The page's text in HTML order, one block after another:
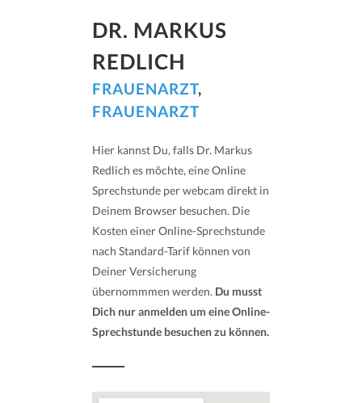
DR. MARKUS
REDLICH
FRAUENARZT,
FRAUENARZT
Hier kannst Du, falls Dr. Markus
Redlich es möchte, eine Online
Sprechstunde per webcam direkt in
Deinem Browser besuchen. Die
Kosten einer Online-Sprechstunde
nach Standard-Tarif können von
Deiner Versicherung
übernommmen werden. Du musst
Dich nur anmelden um eine Online-
Sprechstunde besuchen zu können.